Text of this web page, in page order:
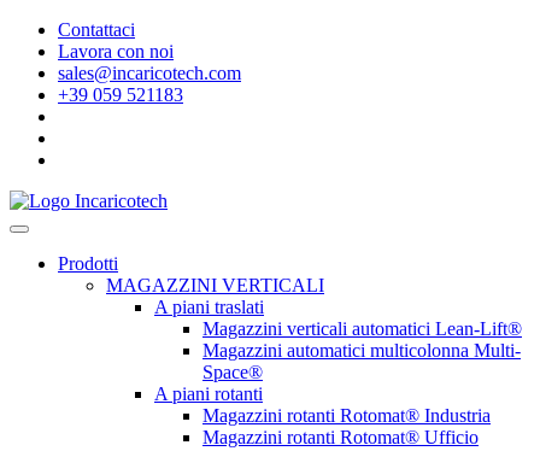
Contattaci
Lavora con noi
sales@incaricotech.com
+39 059 521183
Prodotti
MAGAZZINI VERTICALI
A piani traslati
Magazzini verticali automatici Lean-Lift®
Magazzini automatici multicolonna Multi-
Space®
A piani rotanti
Magazzini rotanti Rotomat® Industria
Magazzini rotanti Rotomat® Ufficio